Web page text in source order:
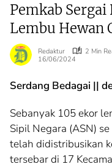
Pemkab
Lembu Hewan
Redaktur
2 Min
16/06/2024
Serdang Bedagai ||
Sebanyak 105 ekor
Sipil Negara (ASN)
telah didistribusikan
tersebar di 17